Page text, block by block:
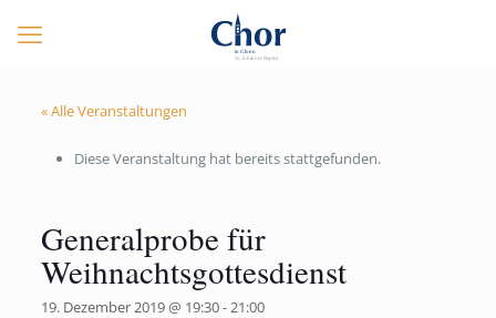
« Alle Veranstaltungen
Diese Veranstaltung hat bereits stattgefunden.
Generalprobe für
Weihnachtsgottesdienst
19. Dezember 2019 @ 19:30-21:00